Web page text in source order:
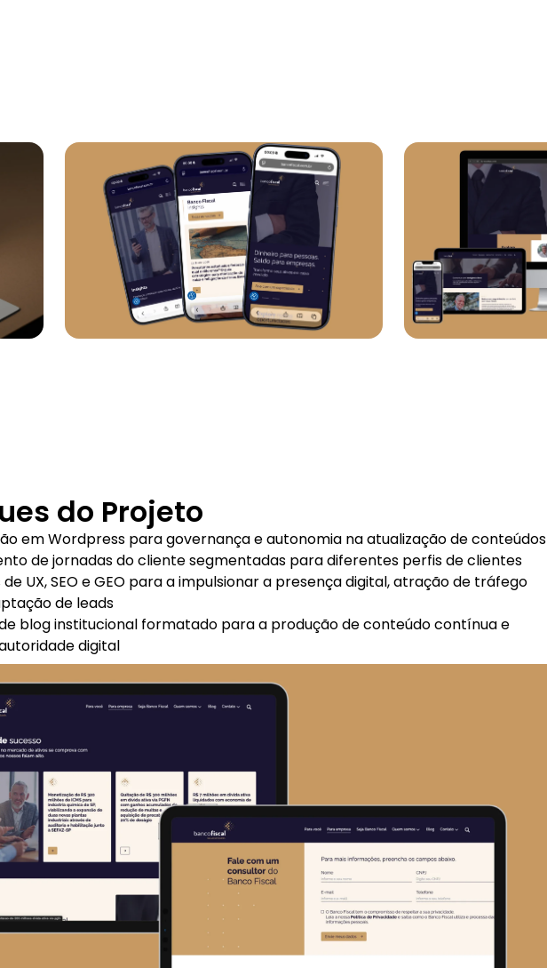
do Projeto
em Wordpress para governança e autonomia na atualização de conteúdos
de jornadas do cliente segmentadas para diferentes perfis de clientes
UX, SEO e GEO para a impulsionar a presença digital, atração de tráfego
de leads
blog institucional formatado para a produção de conteúdo contínua e
digital